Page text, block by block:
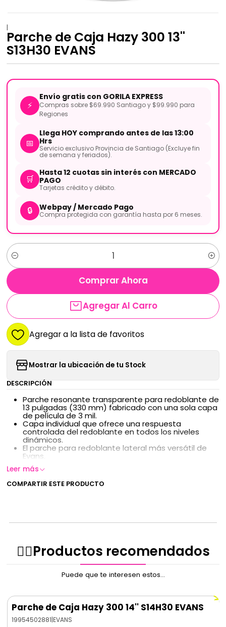
|
Parche de Caja Hazy 300 13''
S13H30 EVANS
⚡
Envío gratis con GORILA EXPRESS
Compras sobre $69.990 Santiago y $99.990 para
Regiones
📅
Llega HOY comprando antes de las 13:00
Hrs
Servicio exclusivo Provincia de Santiago (Excluye fin
de semana y feriados).
🛒
Hasta 12 cuotas sin interés con MERCADO
PAGO
Tarjetas crédito y débito.
🔒 Webpay / Mercado Pago
Compra protegida con garantía hasta por 6 meses.
Cantidad
Agregar Al Carro
Comprar Ahora
Agregar a la lista de favoritos
Mostrar la ubicación de tu Stock
DESCRIPCIÓN
Parche resonante transparente para redoblante de
13 pulgadas (330 mm) fabricado con una sola capa
de película de 3 mil.
Capa individual que ofrece una respuesta
controlada del redoblante en todos los niveles
dinámicos.
El parche para redoblante lateral más versátil de
Evans.
Leer más
COMPARTIR ESTE PRODUCTO
✌🏻️Productos recomendados
Puede que te interesen estos...
Parche de Caja Hazy 300 14'' S14H30 EVANS
19954502881|EVANS